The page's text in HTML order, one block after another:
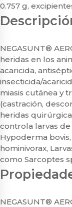
0.757 g,
NEGASUNT®
heridas en los
acaricida,
insecticida/
miasis cutánea y
(castración,
heridas
controla larvas
Hypoderma
hominivorax,
como Sarcoptes
NEGASUNT®